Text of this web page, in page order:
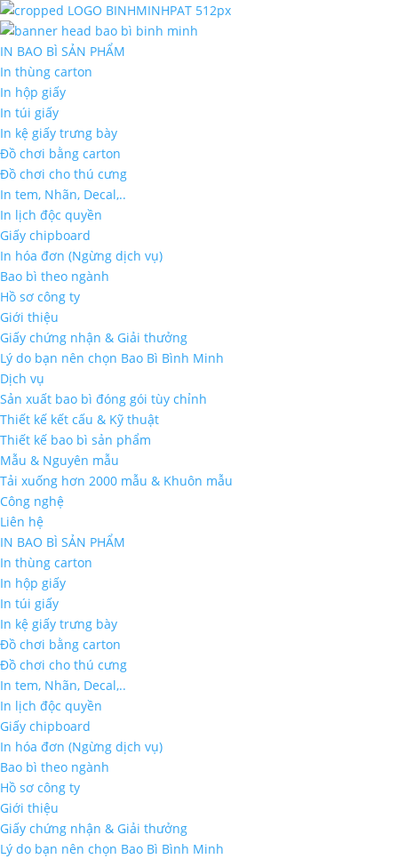
IN BAO BÌ SẢN PHẨM
In thùng carton
In hộp giấy
In túi giấy
In kệ giấy trưng bày
Đồ chơi bằng carton
Đồ chơi cho thú cưng
In tem, Nhãn, Decal,..
In lịch độc quyền
Giấy chipboard
In hóa đơn (Ngừng dịch vụ)
Bao bì theo ngành
Hồ sơ công ty
Giới thiệu
Giấy chứng nhận & Giải thưởng
Lý do bạn nên chọn Bao Bì Bình Minh
Dịch vụ
Sản xuất bao bì đóng gói tùy chỉnh
Thiết kế kết cấu & Kỹ thuật
Thiết kế bao bì sản phẩm
Mẫu & Nguyên mẫu
Tải xuống hơn 2000 mẫu & Khuôn mẫu
Công nghệ
Liên hệ
IN BAO BÌ SẢN PHẨM
In thùng carton
In hộp giấy
In túi giấy
In kệ giấy trưng bày
Đồ chơi bằng carton
Đồ chơi cho thú cưng
In tem, Nhãn, Decal,..
In lịch độc quyền
Giấy chipboard
In hóa đơn (Ngừng dịch vụ)
Bao bì theo ngành
Hồ sơ công ty
Giới thiệu
Giấy chứng nhận & Giải thưởng
Lý do bạn nên chọn Bao Bì Bình Minh